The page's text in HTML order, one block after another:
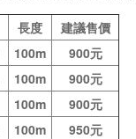
長度
建議售價
100m
900元
100m
900元
100m
900元
100m
950元